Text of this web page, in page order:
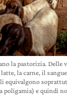
la pastorizia. Delle
la carne, il
equivalgono
poligamia) e quindi